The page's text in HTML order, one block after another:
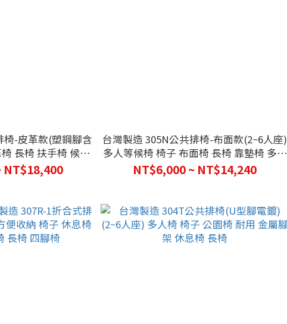
椅-皮革款(塑鋼腳含
長椅 扶手椅 候車
皮椅 視聽椅
NT$18,400
台灣製造 305N公共排椅-布面款(2~6人座)
多人等候椅 椅子 布面椅 長椅 靠墊椅 多人
排椅 公園椅
NT$6,000 ~ NT$14,240